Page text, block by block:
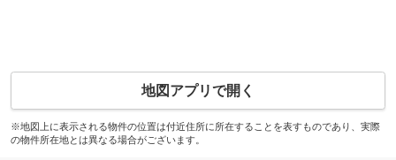
地図アプリで開く
※地図上に表示される物件の位置は付近住所に所在することを表すものであり、実際
の物件所在地とは異なる場合がございます。